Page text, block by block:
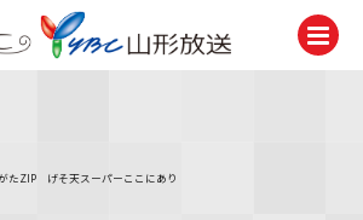
たZIP げそ天スーパーここにあり